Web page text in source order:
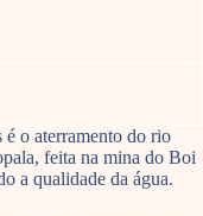
é o aterramento do rio
feita na mina do Boi
a qualidade da água.